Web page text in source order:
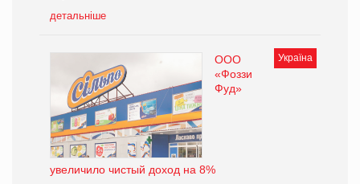
детальніше
Україна
ООО
«Фоззи
Фуд»
увеличило чистый доход на 8%